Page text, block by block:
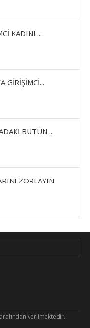
KADINL...
GİRİŞİMCİ...
BÜTÜN ...
ZORLAYIN
verilmektedir.